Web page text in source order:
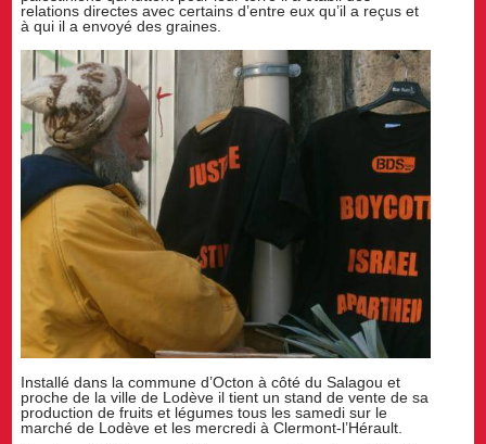
relations directes avec certains d’entre eux qu’il a reçus et
à qui il a envoyé des graines.
Installé dans la commune d’Octon à côté du Salagou et
proche de la ville de Lodève il tient un stand de vente de sa
production de fruits et légumes tous les samedi sur le
marché de Lodève et les mercredi à Clermont-l’Hérault.